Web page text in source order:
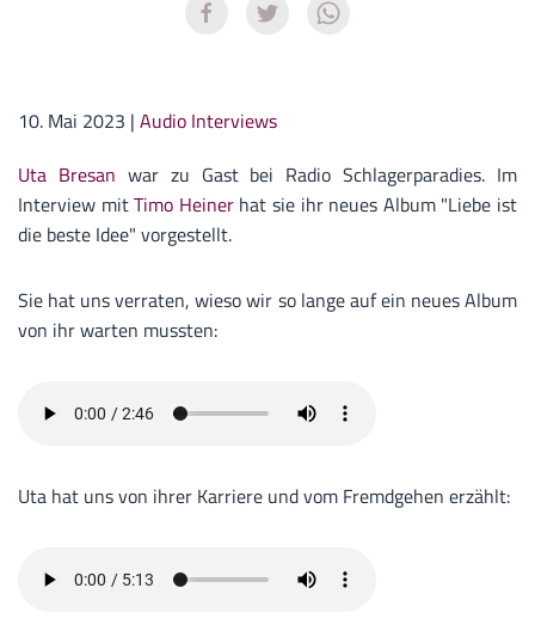
10. Mai 2023 | Audio Interviews
Uta Bresan war zu Gast bei Radio Schlagerparadies. Im
Interview mitTimo Heinerhat sie ihr neues Album "Liebe ist
die beste Idee" vorgestellt.
Sie hat uns verraten, wieso wir so lange auf ein neues Album
von ihr warten mussten:
Uta hat uns von ihrer Karriere und vom Fremdgehen erzählt: